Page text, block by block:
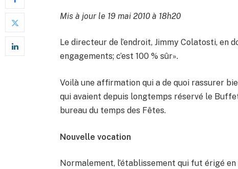
Mis à jour le 19 mai 2010 à 18h20
Le directeur de l’endroit, Jimmy Colatosti, en
engagements; c’est 100 % sûr».
Voilà une affirmation qui a de quoi rassurer
qui avaient depuis longtemps réservé le
bureau du temps des Fêtes.
Nouvelle vocation
Normalement, l’établissement qui fut érigé